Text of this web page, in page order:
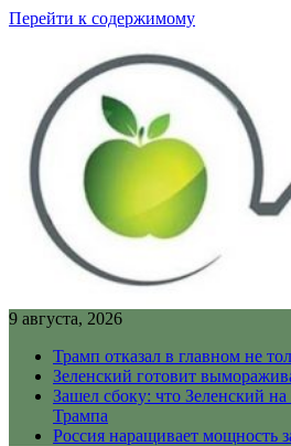
Перейти к содержимому
9 августа, 2026
Трамп отказал в главном не
Зеленский готовит
Зашел сбоку: что Зеленский на
Трампа
Россия наращивает мощность